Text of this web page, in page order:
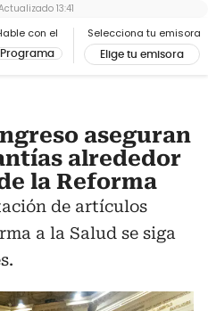
con el
Programa
Selecciona tu emisora
Elige tu emisora
13:41
aseguran
alrededor
la Reforma
de artículos
a la Salud se siga